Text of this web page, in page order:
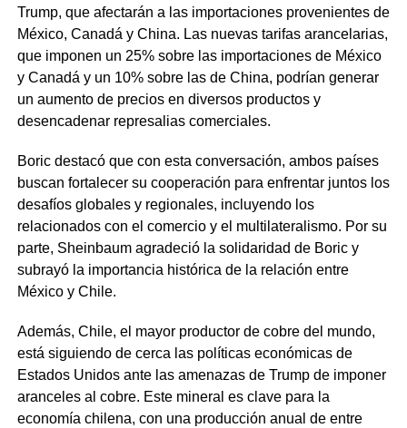
Trump, que afectarán a las importaciones provenientes de
México, Canadá y China. Las nuevas tarifas arancelarias,
que imponen un 25% sobre las importaciones de México
y Canadá y un 10% sobre las de China, podrían generar
un aumento de precios en diversos productos y
desencadenar represalias comerciales.
Boric destacó que con esta conversación, ambos países
buscan fortalecer su cooperación para enfrentar juntos los
desafíos globales y regionales, incluyendo los
relacionados con el comercio y el multilateralismo. Por su
parte, Sheinbaum agradeció la solidaridad de Boric y
subrayó la importancia histórica de la relación entre
México y Chile.
Además, Chile, el mayor productor de cobre del mundo,
está siguiendo de cerca las políticas económicas de
Estados Unidos ante las amenazas de Trump de imponer
aranceles al cobre. Este mineral es clave para la
economía chilena, con una producción anual de entre